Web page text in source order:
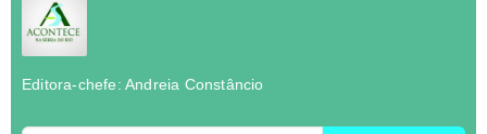
Editora-chefe: Andreia Constâncio